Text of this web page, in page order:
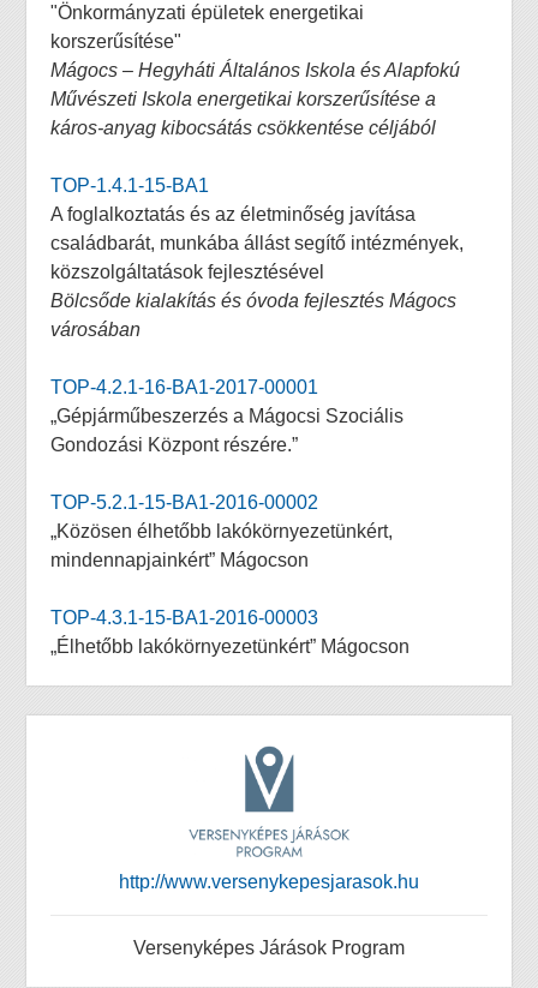
"Önkormányzati épületek energetikai
korszerűsítése"
Mágocs – Hegyháti Általános Iskola és Alapfokú
Művészeti Iskola energetikai korszerűsítése a
káros-anyag kibocsátás csökkentése céljából
TOP-1.4.1-15-BA1
A foglalkoztatás és az életminőség javítása
családbarát, munkába állást segítő intézmények,
közszolgáltatások fejlesztésével
Bölcsőde kialakítás és óvoda fejlesztés Mágocs
városában
TOP-4.2.1-16-BA1-2017-00001
„Gépjárműbeszerzés a Mágocsi Szociális
Gondozási Központ részére.”
TOP-5.2.1-15-BA1-2016-00002
„Közösen élhetőbb lakókörnyezetünkért,
mindennapjainkért” Mágocson
TOP-4.3.1-15-BA1-2016-00003
„Élhetőbb lakókörnyezetünkért” Mágocson
http://www.versenykepesjarasok.hu
Versenyképes Járások Program